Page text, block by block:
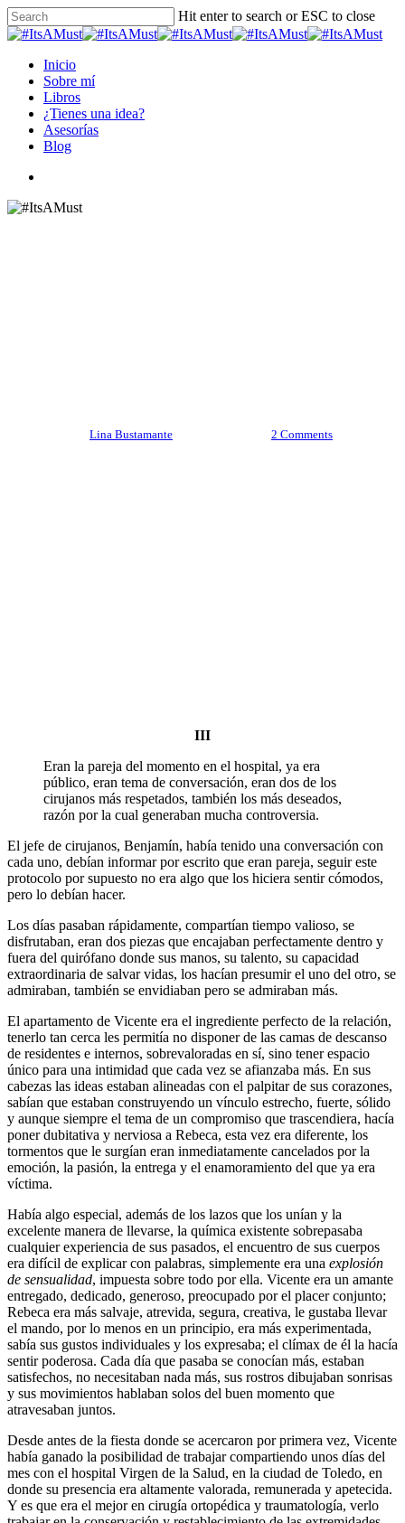
Skip
to
content
Hit enter to search or ESC to close
Close
Menu
Inicio
Sobre mí
Libros
¿Tienes una idea?
Asesorías
Blog
Lina Bustamante 2 Comments
III
Eran la pareja del momento en el hospital, ya era
público, eran tema de conversación, eran dos de los
cirujanos más respetados, también los más deseados,
razón por la cual generaban mucha controversia.
El jefe de cirujanos, Benjamín, había tenido una conversación con
cada uno, debían informar por escrito que eran pareja, seguir este
protocolo por supuesto no era algo que los hiciera sentir cómodos,
pero lo debían hacer.
Los días pasaban rápidamente, compartían tiempo valioso, se
disfrutaban, eran dos piezas que encajaban perfectamente dentro y
fuera del quirófano donde sus manos, su talento, su capacidad
extraordinaria de salvar vidas, los hacían presumir el uno del otro, se
admiraban, también se envidiaban pero se admiraban más.
El apartamento de Vicente era el ingrediente perfecto de la relación,
tenerlo tan cerca les permitía no disponer de las camas de descanso
de residentes e internos, sobrevaloradas en sí, sino tener espacio
único para una intimidad que cada vez se afianzaba más. En sus
cabezas las ideas estaban alineadas con el palpitar de sus corazones,
sabían que estaban construyendo un vínculo estrecho, fuerte, sólido
y aunque siempre el tema de un compromiso que trascendiera, hacía
poner dubitativa y nerviosa a Rebeca, esta vez era diferente, los
tormentos que le surgían eran inmediatamente cancelados por la
emoción, la pasión, la entrega y el enamoramiento del que ya era
víctima.
Había algo especial, además de los lazos que los unían y la
excelente manera de llevarse, la química existente sobrepasaba
cualquier experiencia de sus pasados, el encuentro de sus cuerpos
era difícil de explicar con palabras, simplemente era una explosión
de sensualidad, impuesta sobre todo por ella. Vicente era un amante
entregado, dedicado, generoso, preocupado por el placer conjunto;
Rebeca era más salvaje, atrevida, segura, creativa, le gustaba llevar
el mando, por lo menos en un principio, era más experimentada,
sabía sus gustos individuales y los expresaba; el clímax de él la hacía
sentir poderosa. Cada día que pasaba se conocían más, estaban
satisfechos, no necesitaban nada más, sus rostros dibujaban sonrisas
y sus movimientos hablaban solos del buen momento que
atravesaban juntos.
Desde antes de la fiesta donde se acercaron por primera vez, Vicente
había ganado la posibilidad de trabajar compartiendo unos días del
mes con el hospital Virgen de la Salud, en la ciudad de Toledo, en
donde su presencia era altamente valorada, remunerada y apetecida.
Y es que era el mejor en cirugía ortopédica y traumatología, verlo